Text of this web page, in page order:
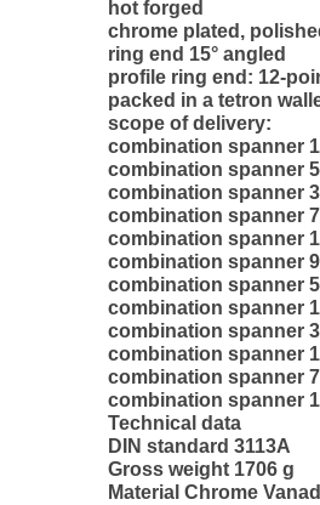
hot forged
chrome plated,
ring end 15° angled
profile ring end: 12-
packed in a tetron
scope of delivery:
combination spanner
combination spanner
combination spanner
combination spanner
combination spanner
combination spanner
combination spanner
combination spanner
combination spanner
combination spanner
combination spanner
combination spanner
Technical data
DIN standard 3113A
Gross weight 1706 g
Material Chrome